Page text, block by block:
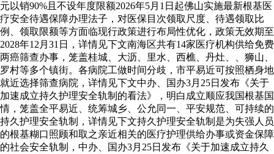
元以销90%且不设年度限额2026年5月1日起佛山实施最新根基医
疗安全待遇保障办理法子，对医保目次领取尺度、待遇领取比
例、领取限额等方面临现行政策进行布局性优化，政策无效期至
2028年12月31日，详情见下文南海区共有14家医疗机构供给免费
两癌筛查办事，笼盖桂城、大沥、里水、西樵、丹灶、、狮山、
罗村等多个镇街。各病院工做时间分歧，市平易近可按照栖身地
就近选择筛查病院，详情见下文中办、国办3月25日发布《关于
加速成立持久护理安全轨制的看法》，明白成立顺应我国根基国
情，笼盖全平易近、统筹城乡、公允同一、平安规范、可持续的
持久护理安全轨制，详情见下文持久护理安全轨制是为失强人员
的根基糊口照顾和取之亲近相关的医疗护理供给办事或资金保障
的社会安全轨制，中办、国办3月25日发布《关于加速成立持久